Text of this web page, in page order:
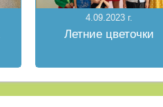
4.09.2023 г.
Летние цветочки